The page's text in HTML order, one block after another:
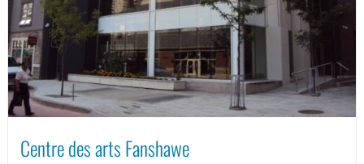
Centre des arts Fanshawe